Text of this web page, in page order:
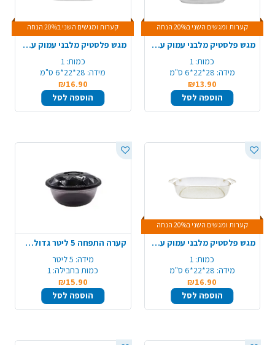
קערות ומגשים השני ב20% הנחה
מגש פלסטיק מלבני עמוק עם ידיות - שקוף
כמות: 1
מידה: 28*22*6 ס"מ
₪13.90
הוספה לסל
קערות ומגשים השני ב20% הנחה
מגש פלסטיק מלבני עמוק עם ידיות - ניצוצות כסף
כמות: 1
מידה: 28*22*6 ס"מ
₪16.90
הוספה לסל
קערות ומגשים השני ב20% הנחה
מגש פלסטיק מלבני עמוק עם ידיות - ניצוצות זהב
כמות: 1
מידה: 28*22*6 ס"מ
₪16.90
הוספה לסל
קערה התפחה 5 ליטר גדולה - שקוף שחור
מידה: 5 ליטר
כמות בחבילה: 1
₪15.90
הוספה לסל